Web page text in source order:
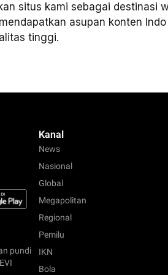
situs kami sebagai destinasi
asupan konten
tinggi.
pundi
Kanal
News
Nasional
Global
Megapolitan
Regional
Pemilu
IKN
Bola